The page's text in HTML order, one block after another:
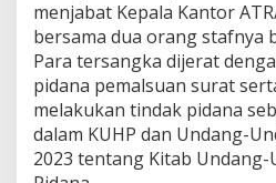
menjabat Kepala Kantor
bersama dua orang stafnya
Para tersangka dijerat
pidana pemalsuan surat
melakukan tindak pidana
dalam KUHP dan Undang-
2023 tentang Kitab